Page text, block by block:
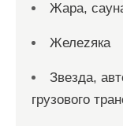
Жара,
Желеzяка
Звезда,
грузового